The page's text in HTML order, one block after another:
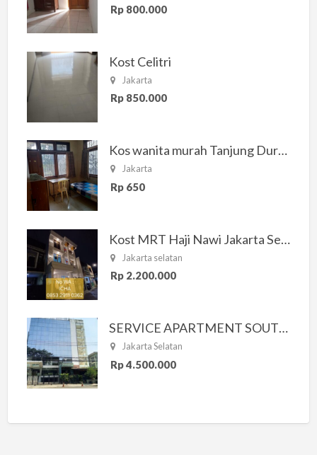
Rp 800.000
Kost Celitri
Jakarta
Rp 850.000
Kos wanita murah Tanjung Duren Jakarta Barat
Jakarta
Rp 650
Kost MRT Haji Nawi Jakarta Selatan
Jakarta selatan
Rp 2.200.000
SERVICE APARTMENT SOUTH RESIDENCE
Jakarta Selatan
Rp 4.500.000